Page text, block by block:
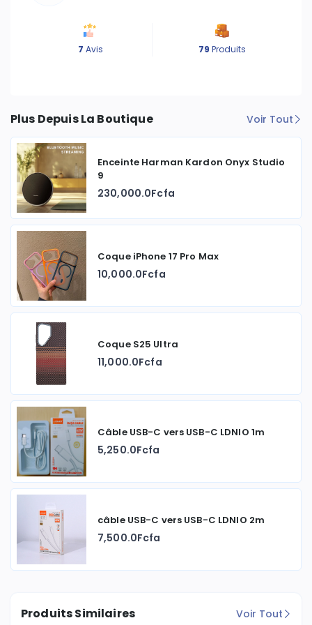
7 Avis 79 Produits
Plus Depuis La Boutique Voir Tout
Enceinte Harman Kardon Onyx Studio
9
230,000.0Fcfa
Coque iPhone 17 Pro Max
10,000.0Fcfa
Coque S25 Ultra
11,000.0Fcfa
Câble USB-C vers USB-C LDNIO 1m
5,250.0Fcfa
câble USB-C vers USB-C LDNIO 2m
7,500.0Fcfa
Produits Similaires Voir Tout